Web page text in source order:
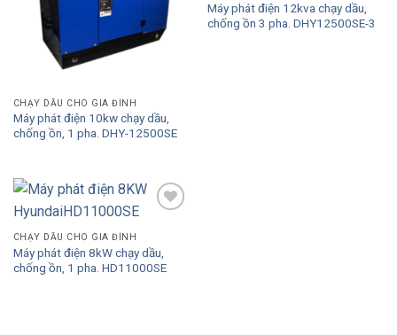
CHẠY DẦU CHO GIA ĐÌNH
Máy phát điện 10kw chạy dầu,
chống ồn, 1 pha. DHY-12500SE
Máy phát điện 12kva chạy dầu,
chống ồn 3 pha. DHY12500SE-3
CHẠY DẦU CHO GIA ĐÌNH
Máy phát điện 8kW chạy dầu,
chống ồn, 1 pha. HD11000SE